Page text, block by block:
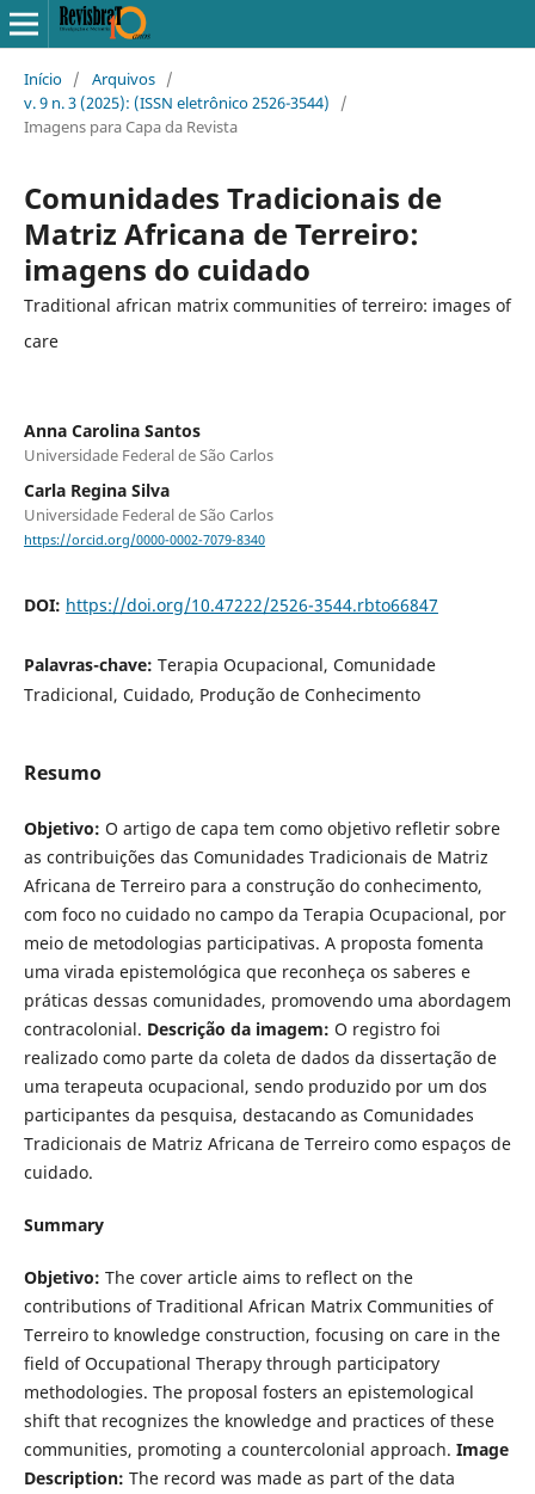
Início / Arquivos /
v. 9 n. 3 (2025): (ISSN eletrônico 2526-3544)
/
Imagens para Capa da Revista
Comunidades Tradicionais de
Matriz Africana de Terreiro:
imagens do cuidado
Traditional african matrix communities of terreiro: images of
care
Anna Carolina Santos
Universidade Federal de São Carlos
Carla Regina Silva
Universidade Federal de São Carlos
https://orcid.org/0000-0002-7079-8340
DOI: https://doi.org/10.47222/2526-3544.rbto66847
Palavras-chave: Terapia Ocupacional, Comunidade
Tradicional, Cuidado, Produção de Conhecimento
Resumo
Objetivo: O artigo de capa tem como objetivo refletir sobre
as contribuições das Comunidades Tradicionais de Matriz
Africana de Terreiro para a construção do conhecimento,
com foco no cuidado no campo da Terapia Ocupacional, por
meio de metodologias participativas. A proposta fomenta
uma virada epistemológica que reconheça os saberes e
práticas dessas comunidades, promovendo uma abordagem
contracolonial. Descrição da imagem: O registro foi
realizado como parte da coleta de dados da dissertação de
uma terapeuta ocupacional, sendo produzido por um dos
participantes da pesquisa, destacando as Comunidades
Tradicionais de Matriz Africana de Terreiro como espaços de
cuidado.
Summary
Objetivo: The cover article aims to reflect on the
contributions of Traditional African Matrix Communities of
Terreiro to knowledge construction, focusing on care in the
field of Occupational Therapy through participatory
methodologies. The proposal fosters an epistemological
shift that recognizes the knowledge and practices of these
communities, promoting a countercolonial approach. Image
Description: The record was made as part of the data